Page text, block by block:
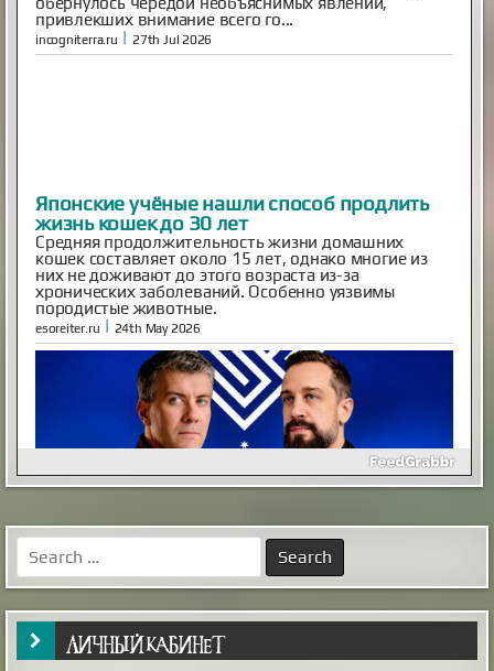
Already an MU Plus+ subscriber? Your membership now
includes full access to Inescapable and exclusive Plus+
content at no extra cost. New to Plus+? Subscribe
before April 14th to unlock permanent dual access to
both Mysterious Univers...
mysteriousuniverse.org | 14th Feb 2026
Как выглядел мужчина, живший в
Иерихоне 9 тысяч лет назад
Так называемый «иерихонский череп» был найден
во время раскопок на территории города Иерихон
(сейчас — Западный берег реки Иордан, в то время —
Иордания). Упоминаемый в
Библии Иерихон считается одним из самых древних
поселений в мире, по оценкам археологов, люди
непрерывно живут в этих местах на уж...
|
Search
for:
ЛИЧНЫЙ КАБИНЕТ